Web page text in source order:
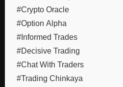
#Crypto Oracle
#Option Alpha
#Informed Trades
#Decisive Trading
#Chat With Traders
#Trading Chinkaya